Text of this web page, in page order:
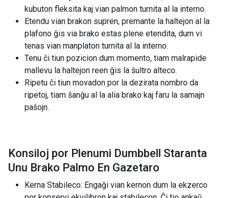
kubuton fleksita kaj vian palmon turnita al la interno.
Etendu vian brakon supren, premante la haltejon al la
plafono ĝis via brako estas plene etendita, dum vi
tenas vian manplaton turnita al la interno.
Tenu ĉi tiun pozicion dum momento, tiam malrapide
mallevu la haltejon reen ĝis la ŝultro alteco.
Ripetu ĉi tiun movadon por la dezirata nombro da
ripetoj, tiam ŝanĝu al la alia brako kaj faru la samajn
paŝojn.
Konsiloj por Plenumi Dumbbell Staranta
Unu Brako Palmo En Gazetaro
Kerna Stabileco: Engaĝi vian kernon dum la ekzerco